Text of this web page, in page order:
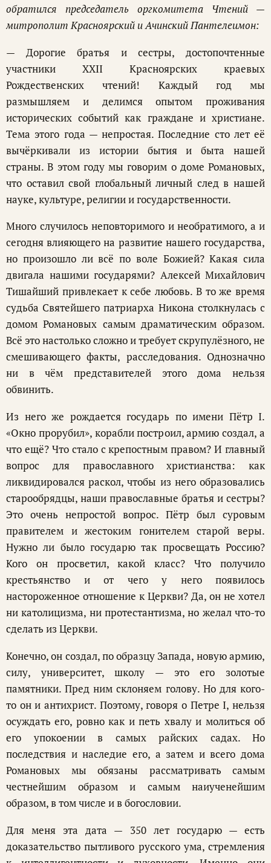
обратился председатель оргкомитета Чтений —
митрополит Красноярский и Ачинский Пантелеимон:
— Дорогие братья и сестры, достопочтенные
участники XXII Красноярских краевых
Рождественских чтений! Каждый год мы
размышляем и делимся опытом проживания
исторических событий как граждане и христиане.
Тема этого года — непростая. Последние сто лет её
вычёркивали из истории бытия и быта нашей
страны. В этом году мы говорим о доме Романовых,
что оставил свой глобальный личный след в нашей
науке, культуре, религии и государственности.
Много случилось неповторимого и необратимого, а и
сегодня влияющего на развитие нашего государства,
но произошло ли всё по воле Божией? Какая сила
двигала нашими государями? Алексей Михайлович
Тишайший привлекает к себе любовь. В то же время
судьба Святейшего патриарха Никона столкнулась с
домом Романовых самым драматическим образом.
Всё это настолько сложно и требует скрупулёзного, не
смешивающего факты, расследования. Однозначно
ни в чём представителей этого дома нельзя
обвинить.
Из него же рождается государь по имени Пётр I.
«Окно прорубил», корабли построил, армию создал, а
что ещё? Что стало с крепостным правом? И главный
вопрос для православного христианства: как
ликвидировался раскол, чтобы из него образовались
старообрядцы, наши православные братья и сестры?
Это очень непростой вопрос. Пётр был суровым
правителем и жестоким гонителем старой веры.
Нужно ли было государю так просвещать Россию?
Кого он просветил, какой класс? Что получило
крестьянство и от чего у него появилось
настороженное отношение к Церкви? Да, он не хотел
ни католицизма, ни протестантизма, но желал что-то
сделать из Церкви.
Конечно, он создал, по образцу Запада, новую армию,
силу, университет, школу — это его золотые
памятники. Пред ним склоняем голову. Но для кого-
то он и антихрист. Поэтому, говоря о Петре I, нельзя
осуждать его, ровно как и петь хвалу и молиться об
его упокоении в самых райских садах. Но
последствия и наследие его, а затем и всего дома
Романовых мы обязаны рассматривать самым
честнейшим образом и самым наиученейшим
образом, в том числе и в богословии.
Для меня эта дата — 350 лет государю — есть
доказательство пытливого русского ума, стремления